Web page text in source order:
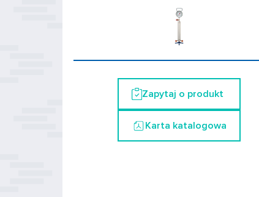
Zapytaj o produkt
Karta katalogowa